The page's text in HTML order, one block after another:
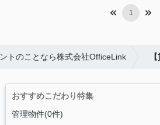
1
トのことなら株式会社OfficeLink
おすすめこだわり特集
管理物件(0件)